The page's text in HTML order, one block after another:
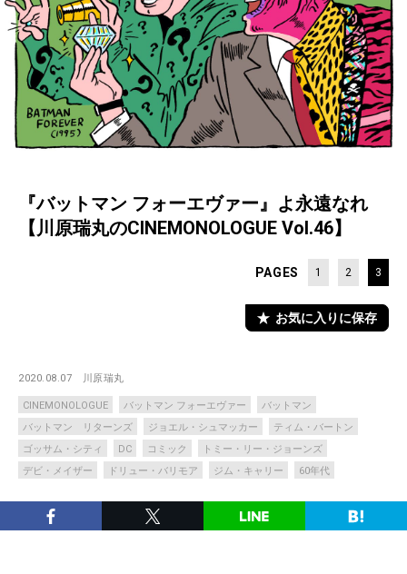
『バットマン フォーエヴァー』よ永遠なれ
【川原瑞丸のCINEMONOLOGUE Vol.46】
PAGES 1 2 3
お気に入りに保存
2020.08.07 川原瑞丸
CINEMONOLOGUE バットマン フォーエヴァー
バットマン
バットマン リターンズ
ジョエル・シュマッカー
ティム・バートン
ゴッサム・シティ
DC コミック
トミー・リー・ジョーンズ
デビ・メイザー
ドリュー・バリモア ジム・キャリー 60年代